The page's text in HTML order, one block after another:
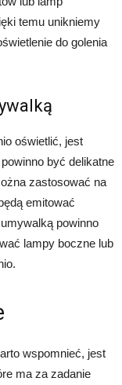
temu unikniemy
do golenia
oświetlić, jest
być delikatne
zastosować na
emitować
powinno
lampy boczne lub
wspomnieć, jest
ma za zadanie